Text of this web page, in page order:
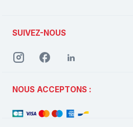
SUIVEZ-NOUS
NOUS ACCEPTONS :